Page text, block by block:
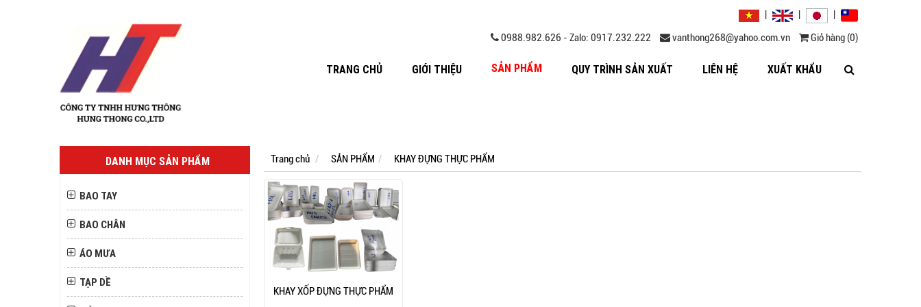
0988.982.626 - Zalo: 0917.232.222
vanthong268@yahoo.com.vn Giỏ hàng (0)
TRANG CHỦ GIỚI THIỆU SẢN PHẨM QUY TRÌNH SẢN XUẤT LIÊN HỆ XUẤT KHẨU
DANH MỤC SẢN PHẨM
BAO TAY
BAO CHÂN
ÁO MƯA
TẠP DỀ
Trang chủ SẢN PHẨM KHAY ĐỰNG THỰC PHẨM
KHAY XỐP ĐỰNG THỰC PHẨM